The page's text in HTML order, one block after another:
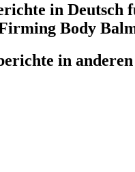
in Deutsch
Body
in anderen